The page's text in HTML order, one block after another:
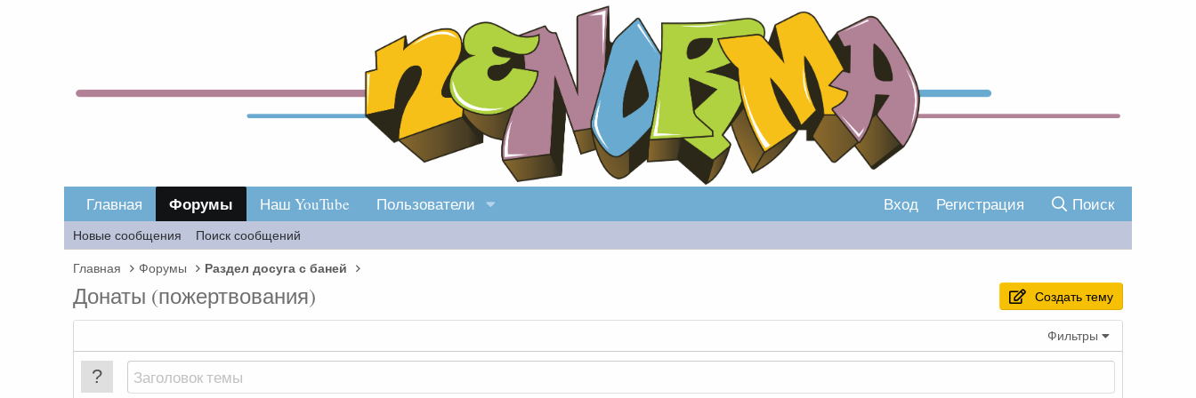
Главная Форумы Наш YouTube Пользователи Вход Регистрация Поиск
Новые сообщения
Поиск сообщений
Главная
Форумы Раздел досуга с баней
Донаты (пожертвования) Создать тему
Фильтры